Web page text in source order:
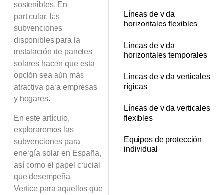
sostenibles. En
particular, las
subvenciones
disponibles para la
instalación de paneles
solares hacen que esta
opción sea aún más
atractiva para empresas
y hogares.
En este artículo,
exploraremos las
subvenciones para
energía solar en España,
así como el papel crucial
que desempeña
Vertice para aquellos que
Líneas de vida
horizontales flexibles
Líneas de vida
horizontales temporales
Líneas de vida verticales
rígidas
Líneas de vida verticales
flexibles
Equipos de protección
individual